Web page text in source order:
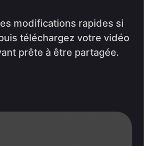
modifications rapides si
téléchargez votre vidéo
prête à être partagée.